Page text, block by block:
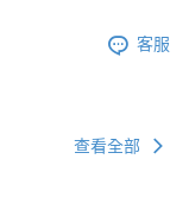
客服
查看全部